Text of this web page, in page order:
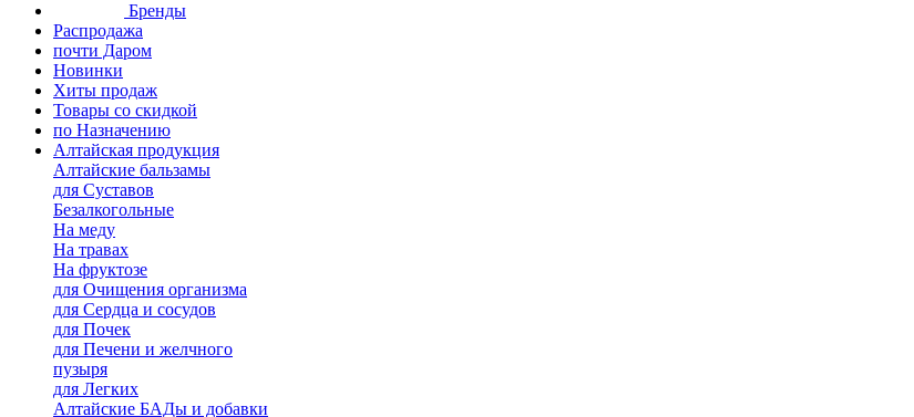
Бренды
Распродажа
почти Даром
Новинки
Хиты продаж
Товары со скидкой
по Назначению
Алтайская продукция
Алтайские бальзамы
для Суставов
Безалкогольные
На меду
На травах
На фруктозе
для Очищения организма
для Сердца и сосудов
для Почек
для Печени и желчного
пузыря
для Легких
Алтайские БАДы и добавки